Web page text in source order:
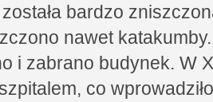
bardzo
nawet
i zabrano budynek. W
co